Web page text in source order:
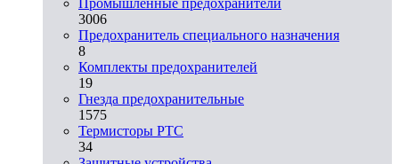
3006
Предохранитель специального назначения
8
Комплекты предохранителей
19
Гнезда предохранительные
1575
Термисторы PTC
34